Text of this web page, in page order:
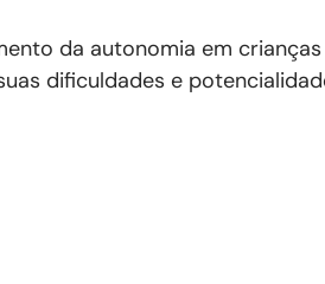
da autonomia em crianças
dificuldades e